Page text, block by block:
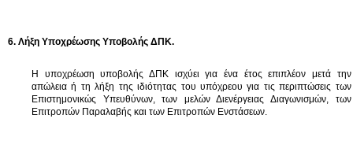
6. Λήξη Υποχρέωσης Υποβολής ΔΠΚ.
Η υποχρέωση υποβολής ΔΠΚ ισχύει για ένα έτος επιπλέον μετά την
απώλεια ή τη λήξη της ιδιότητας του υπόχρεου για τις περιπτώσεις των
Επιστημονικώς Υπευθύνων, των μελών Διενέργειας Διαγωνισμών, των
Επιτροπών Παραλαβής και των Επιτροπών Ενστάσεων.